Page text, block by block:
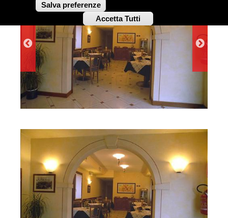
Salva preferenze
Accetta Tutti
Withdraw
consent